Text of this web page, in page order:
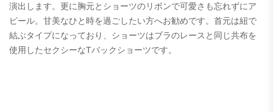
演出します。更に胸元とショーツのリボンで可愛さも忘れずにア
ピール。甘美なひと時を過ごしたい方へお勧めです。首元は紐で
結ぶタイプになっており、ショーツはブラのレースと同じ共布を
使用したセクシーなTバックショーツです。